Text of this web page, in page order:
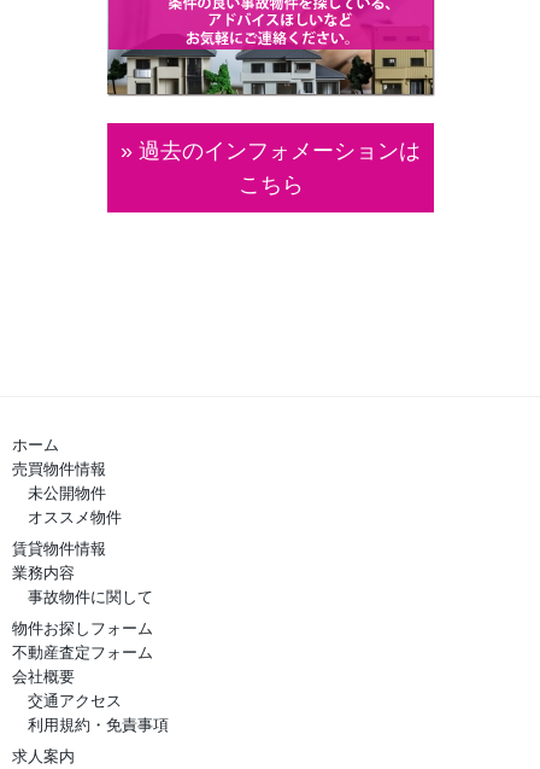
» 過去のインフォメーションは
こちら
ホーム
売買物件情報
未公開物件
オススメ物件
賃貸物件情報
業務内容
事故物件に関して
物件お探しフォーム
不動産査定フォーム
会社概要
交通アクセス
利用規約・免責事項
求人案内